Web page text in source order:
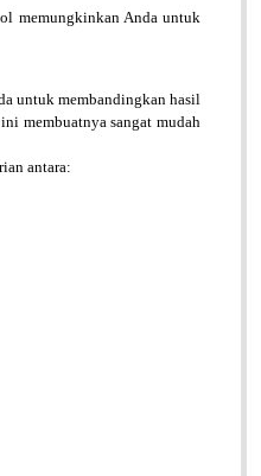
memungkinkan Anda untuk
untuk membandingkan hasil
membuatnya sangat mudah
antara: